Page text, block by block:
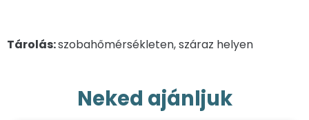
Tárolás:szobahőmérsékleten, száraz helyen
Neked ajánljuk